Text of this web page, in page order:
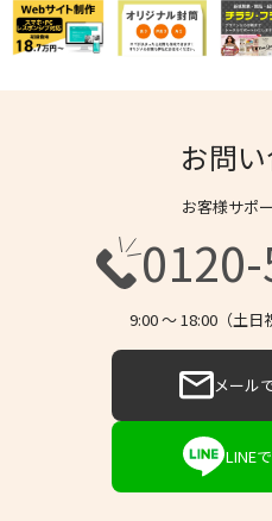
お問
お客様サポ
9:00 〜 18:00（土日
メール
LINE